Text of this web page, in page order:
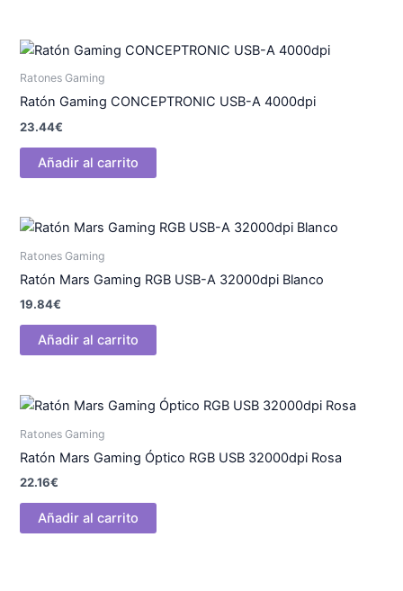
Ratones Gaming
Ratón Gaming CONCEPTRONIC USB-A 4000dpi
23.44€
Añadir al carrito
Ratones Gaming
Ratón Mars Gaming RGB USB-A 32000dpi Blanco
19.84€
Añadir al carrito
Ratones Gaming
Ratón Mars Gaming Óptico RGB USB 32000dpi Rosa
22.16€
Añadir al carrito